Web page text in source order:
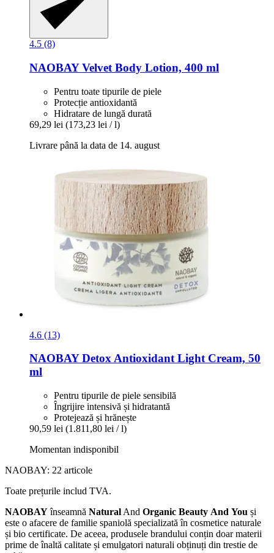
4.5 (8)
NAOBAYVelvet Body Lotion, 400 ml
Pentru toate tipurile de piele
Protecție antioxidantă
Hidratare de lungă durată
69,29 lei (173,23 lei / l)
Livrare până la data de 14. august
4.6 (13)
NAOBAYDetox Antioxidant Light Cream, 50
ml
Pentru tipurile de piele sensibilă
Îngrijire intensivă și hidratantă
Protejează și hrănește
90,59 lei (1.811,80 lei / l)
Momentan indisponibil
NAOBAY: 22 articole
Toate prețurile includ TVA.
NAOBAYînseamnă Natural And Organic Beauty And You și
este o afacere de familie spaniolă specializată în cosmetice naturale
și bio certificate. De aceea, produsele brandului conțin doar materii
prime de înaltă calitate și emulgatori naturali obținuți din trestie de